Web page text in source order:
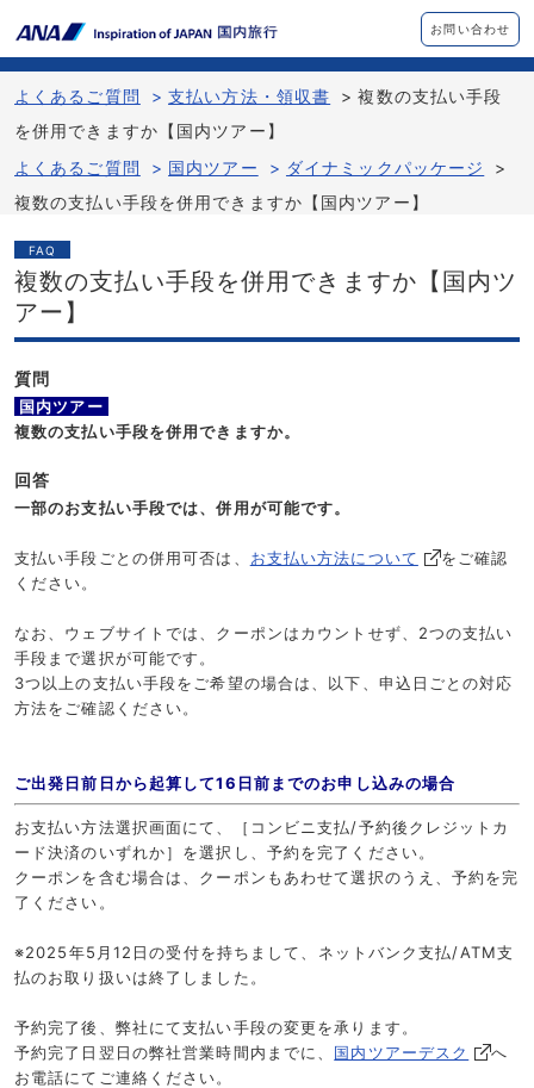
お問い合わせ
よくあるご質問 > 支払い方法・領収書 > 複数の支払い手段
を併用できますか【国内ツアー】
よくあるご質問
> 国内ツアー > ダイナミックパッケージ
>
複数の支払い手段を併用できますか【国内ツアー】
FAQ
複数の支払い手段を併用できますか【国内ツ
アー】
質問
国内ツアー
複数の支払い手段を併用できますか。
回答
一部のお支払い手段では、併用が可能です。
支払い手段ごとの併用可否は、 お支払い方法について
をご確認
ください。
なお、ウェブサイトでは、クーポンはカウントせず、2つの支払い
手段まで選択が可能です。
3つ以上の支払い手段をご希望の場合は、以下、申込日ごとの対応
方法をご確認ください。
ご出発日前日から起算して16日前までのお申し込みの場合
お支払い方法選択画面にて、［コンビニ支払/予約後クレジットカ
ード決済のいずれか］を選択し、予約を完了ください。
クーポンを含む場合は、クーポンもあわせて選択のうえ、予約を完
了ください。
※2025年5月12日の受付を持ちまして、ネットバンク支払/ATM支
払のお取り扱いは終了しました。
予約完了後、弊社にて支払い手段の変更を承ります。
予約完了日翌日の弊社営業時間内までに、 国内ツアーデスク
へ
お電話にてご連絡ください。